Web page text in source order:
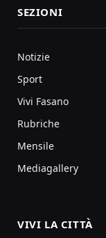
SEZIONI
Notizie
Sport
Vivi Fasano
Rubriche
Mensile
Mediagallery
VIVI LA CITTÀ